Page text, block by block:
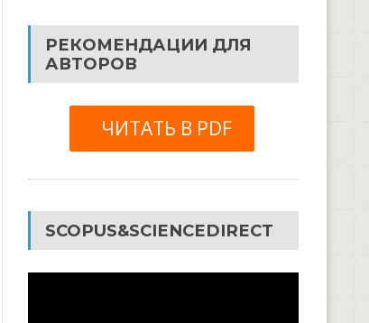
РЕКОМЕНДАЦИИ ДЛЯ
АВТОРОВ
ЧИТАТЬ В PDF
SCOPUS&SCIENCEDIRECT